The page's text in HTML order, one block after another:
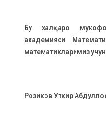
Бу халқаро
академияси
математикларимиз
Розиков Уткир